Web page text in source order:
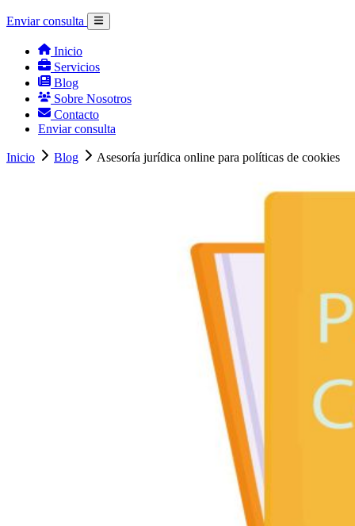
Enviar consulta
Inicio
Servicios
Blog
Sobre Nosotros
Contacto
Enviar consulta
Inicio Blog Asesoría jurídica online para políticas de cookies